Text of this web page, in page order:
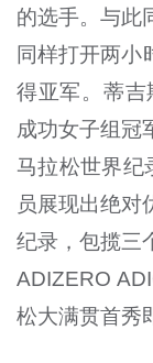
的选手。与此
同样打开两小
得亚军。蒂吉
成功女子组冠
马拉松世界纪
员展现出绝对
纪录，包揽三
ADIZERO
松大满贯首秀